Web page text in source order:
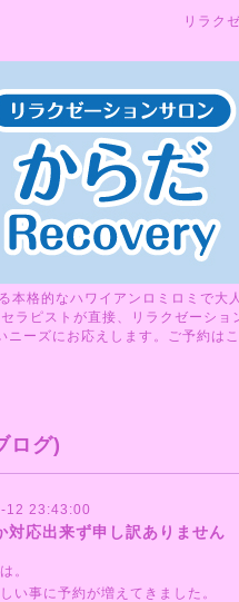
リラク
本格的なハワイアンロミロミで
ラピストが直接、リラクゼーシ
ニーズにお応えします。ご予約
ログ)
12 23:43:00
対応出来ず申し訳ありません
。
い事に予約が増えてきました。